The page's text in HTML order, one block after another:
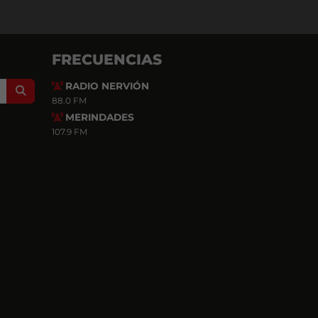
Search
FRECUENCIAS
RADIO NERVIÓN
88.0 FM
MERINDADES
107.9 FM